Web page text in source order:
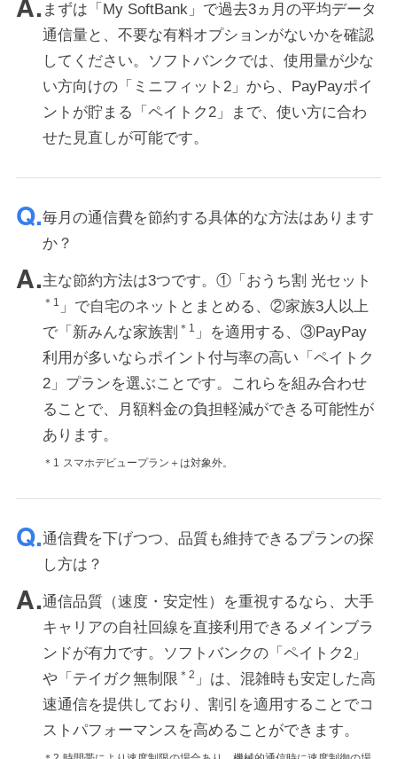
まずは「My SoftBank」で過去3ヵ月の平均データ
通信量と、不要な有料オプションがないかを確認
してください。ソフトバンクでは、使用量が少な
い方向けの「ミニフィット2」から、PayPayポイ
ントが貯まる「ペイトク2」まで、使い方に合わ
せた見直しが可能です。
毎月の通信費を節約する具体的な方法はあります
か？
主な節約方法は3つです。①「おうち割 光セット
＊1 」で自宅のネットとまとめる、②家族3人以上
で「新みんな家族割 ＊1 」を適用する、③PayPay
利用が多いならポイント付与率の高い「ペイトク
2」プランを選ぶことです。これらを組み合わせ
ることで、月額料金の負担軽減ができる可能性が
あります。
＊1 スマホデビュープラン＋は対象外。
通信費を下げつつ、品質も維持できるプランの探
し方は？
通信品質（速度・安定性）を重視するなら、大手
キャリアの自社回線を直接利用できるメインブラ
ンドが有力です。ソフトバンクの「ペイトク2」
や「テイガク無制限 ＊2 」は、混雑時も安定した高
速通信を提供しており、割引を適用することでコ
ストパフォーマンスを高めることができます。